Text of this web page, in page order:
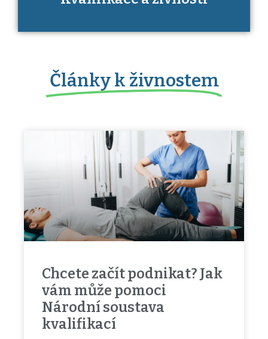
Články​ k živnostem
Chcete začít podnikat? Jak
vám může pomoci
Národní soustava
kvalifikací